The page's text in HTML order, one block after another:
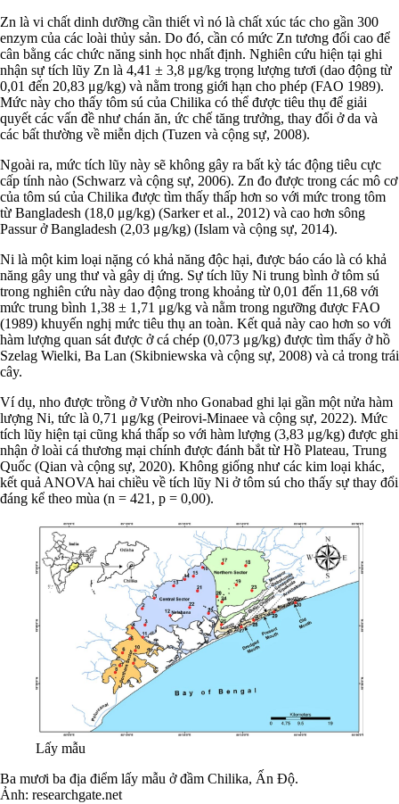
Zn là vi chất dinh dưỡng cần thiết vì nó là chất xúc tác cho gần 300
enzym của các loài thủy sản. Do đó, cần có mức Zn tương đối cao để
cân bằng các chức năng sinh học nhất định. Nghiên cứu hiện tại ghi
nhận sự tích lũy Zn là 4,41 ± 3,8 μg/kg trọng lượng tươi (dao động từ
0,01 đến 20,83 μg/kg) và nằm trong giới hạn cho phép (FAO 1989).
Mức này cho thấy tôm sú của Chilika có thể được tiêu thụ để giải
quyết các vấn đề như chán ăn, ức chế tăng trưởng, thay đổi ở da và
các bất thường về miễn dịch (Tuzen và cộng sự, 2008).
Ngoài ra, mức tích lũy này sẽ không gây ra bất kỳ tác động tiêu cực
cấp tính nào (Schwarz và cộng sự, 2006). Zn đo được trong các mô cơ
của tôm sú của Chilika được tìm thấy thấp hơn so với mức trong tôm
từ Bangladesh (18,0 μg/kg) (Sarker et al., 2012) và cao hơn sông
Passur ở Bangladesh (2,03 μg/kg) (Islam và cộng sự, 2014).
Ni là một kim loại nặng có khả năng độc hại, được báo cáo là có khả
năng gây ung thư và gây dị ứng. Sự tích lũy Ni trung bình ở tôm sú
trong nghiên cứu này dao động trong khoảng từ 0,01 đến 11,68 với
mức trung bình 1,38 ± 1,71 μg/kg và nằm trong ngưỡng được FAO
(1989) khuyến nghị mức tiêu thụ an toàn. Kết quả này cao hơn so với
hàm lượng quan sát được ở cá chép (0,073 μg/kg) được tìm thấy ở hồ
Szelag Wielki, Ba Lan (Skibniewska và cộng sự, 2008) và cả trong trái
cây.
Ví dụ, nho được trồng ở Vườn nho Gonabad ghi lại gần một nửa hàm
lượng Ni, tức là 0,71 μg/kg (Peirovi-Minaee và cộng sự, 2022). Mức
tích lũy hiện tại cũng khá thấp so với hàm lượng (3,83 μg/kg) được ghi
nhận ở loài cá thương mại chính được đánh bắt từ Hồ Plateau, Trung
Quốc (Qian và cộng sự, 2020). Không giống như các kim loại khác,
kết quả ANOVA hai chiều về tích lũy Ni ở tôm sú cho thấy sự thay đổi
đáng kể theo mùa (n = 421, p = 0,00).
Lấy mẫu
Ba mươi ba địa điểm lấy mẫu ở đầm Chilika, Ấn Độ.
Ảnh: researchgate.net